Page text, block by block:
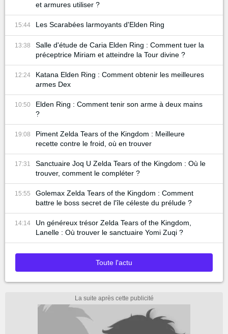
et armures utiliser ?
15:44 Les Scarabées larmoyants d'Elden Ring
13:38
Salle d'étude de Caria Elden Ring : Comment tuer la
préceptrice Miriam et atteindre la Tour divine ?
12:24
Katana Elden Ring : Comment obtenir les meilleures
armes Dex
10:50
Elden Ring : Comment tenir son arme à deux mains
?
19:08
Piment Zelda Tears of the Kingdom : Meilleure
recette contre le froid, où en trouver
17:31
Sanctuaire Joq U Zelda Tears of the Kingdom : Où le
trouver, comment le compléter ?
15:55
Golemax Zelda Tears of the Kingdom : Comment
battre le boss secret de l'île céleste du prélude ?
14:14
Un généreux trésor Zelda Tears of the Kingdom,
Lanelle : Où trouver le sanctuaire Yomi Zuqi ?
Toute l'actu